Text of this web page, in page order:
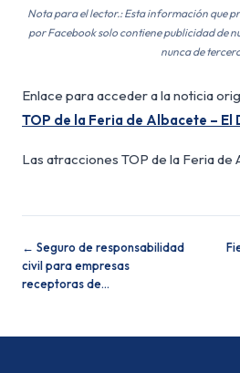
Nota para el lector.: Esta información que
por Facebook solo contiene publicidad de
nunca de
Enlace para acceder a la noticia
TOP de la Feria de Albacete –
Las atracciones TOP de la Feria de
← Seguro de responsabilidad
civil para empresas
receptoras de…